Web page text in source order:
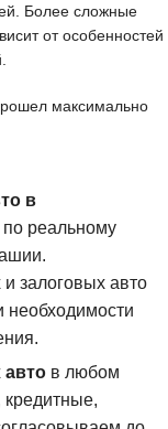
Более сложные
от особенностей
максимально
в
реальному
залоговых авто
необходимости
автов любом
кредитные,